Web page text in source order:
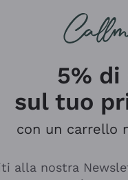
5%
sul tuo
con un carrello
alla nostra